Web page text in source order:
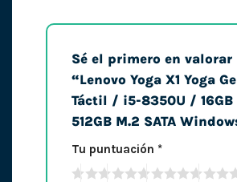
Sé el primero en valorar
“Lenovo Yoga X1 Yoga
Táctil / i5-8350U / 16GB
512GB M.2 SATA
Tu puntuación *